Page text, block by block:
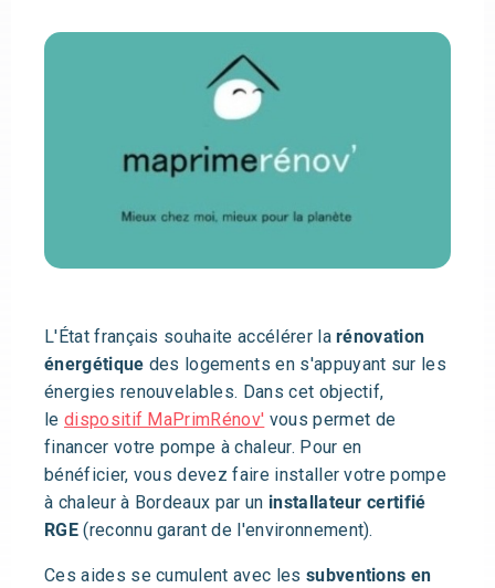
L'État français souhaite accélérer larénovation
énergétique des logements en s'appuyant sur les
énergies renouvelables. Dans cet objectif,
le dispositif MaPrimRénov' vous permet de
financer votre pompe à chaleur. Pour en
bénéficier, vous devez faire installer votre pompe
à chaleur à Bordeaux par un installateur certifié
RGE(reconnu garant de l'environnement).
Ces aides se cumulent avec les subventions en